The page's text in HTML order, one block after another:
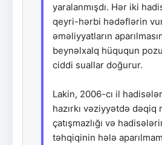
yaralanmışdı. Hər iki
qeyri-hərbi hədəflərin
əməliyyatların
beynəlxalq hüququn
ciddi suallar doğurur.
Lakin, 2006-cı il
hazırkı vəziyyətdə dəqiq
çatışmazlığı və
təhqiqinin hələ